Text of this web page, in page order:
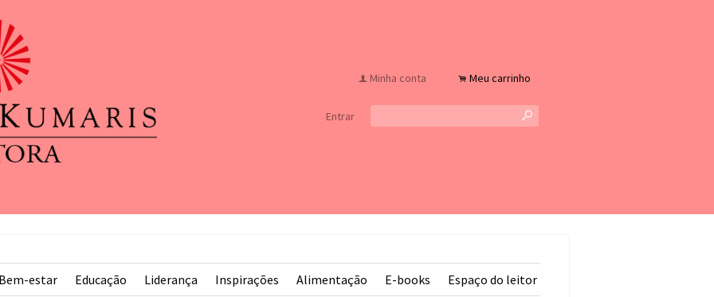
f Minha conta . Meu carrinho
Entrar s
Bem-estar Educação Liderança Inspirações Alimentação E-books Espaço do leitor